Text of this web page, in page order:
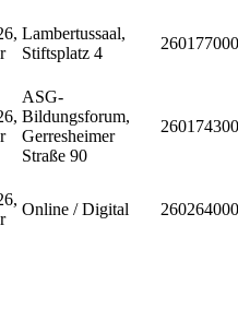
Lambertussaal,
Stiftsplatz 4
ASG-
Bildungsforum,
Gerresheimer
Straße 90
Online / Digital